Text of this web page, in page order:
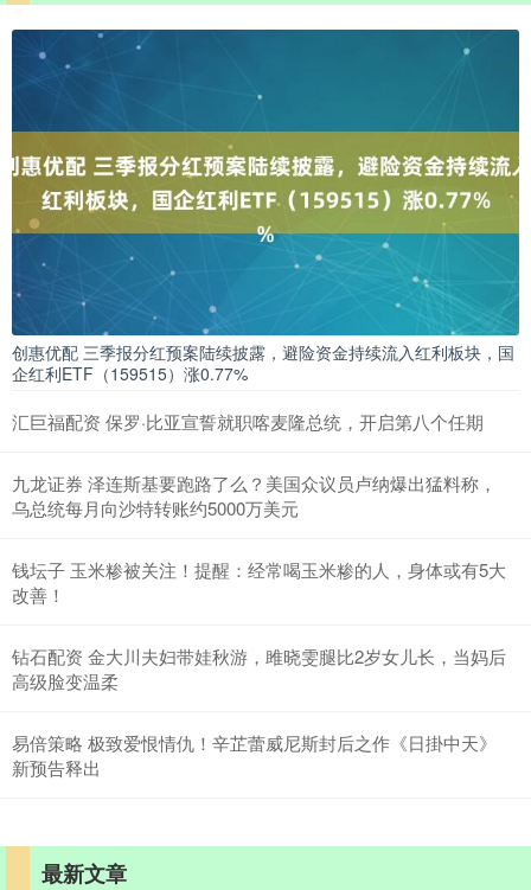
创惠优配 三季报分红预案陆续披露，避险资金持续流入红利板块，国
企红利ETF（159515）涨0.77%
汇巨福配资 保罗·比亚宣誓就职喀麦隆总统，开启第八个任期
九龙证券 泽连斯基要跑路了么？美国众议员卢纳爆出猛料称，
乌总统每月向沙特转账约5000万美元
钱坛子 玉米糁被关注！提醒：经常喝玉米糁的人，身体或有5大
改善！
钻石配资 金大川夫妇带娃秋游，雎晓雯腿比2岁女儿长，当妈后
高级脸变温柔
易倍策略 极致爱恨情仇！辛芷蕾威尼斯封后之作《日掛中天》
新预告释出
最新文章